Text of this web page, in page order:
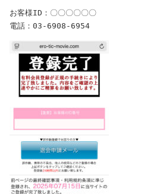
お客様ID：〇〇〇〇〇〇